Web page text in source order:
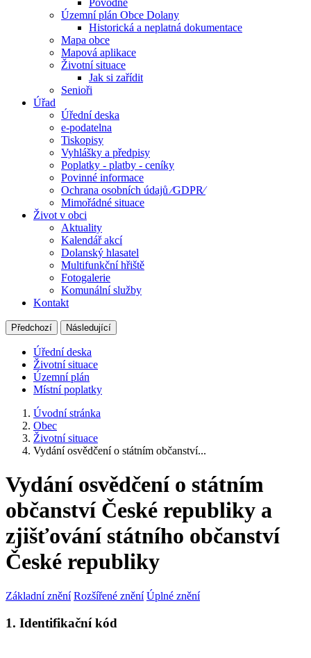
Povodně
Územní plán Obce Dolany
Historická a neplatná dokumentace
Mapa obce
Mapová aplikace
Životní situace
Jak si zařídit
Senioři
Úřad
Úřední deska
e-podatelna
Tiskopisy
Vyhlášky a předpisy
Poplatky - platby - ceníky
Povinné informace
Ochrana osobních údajů ⁄GDPR⁄
Mimořádné situace
Život v obci
Aktuality
Kalendář akcí
Dolanský hlasatel
Multifunkční hřiště
Fotogalerie
Komunální služby
Kontakt
Předchozí Následující
Úřední deska
Životní situace
Územní plán
Místní poplatky
Úvodní stránka
Obec
Životní situace
Vydání osvědčení o státním občanství...
Vydání osvědčení o státním
občanství České republiky a
zjišťování státního občanství
České republiky
Základní znění Rozšířené znění Úplné znění
1. Identifikační kód